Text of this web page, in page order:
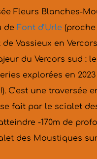
Fleurs Blanches-
de Font d’Urle
de Vassieux en
du Vercors sud :
explorées en
C’est une traversée
fait par le scialet
-170m de
des Moustiques